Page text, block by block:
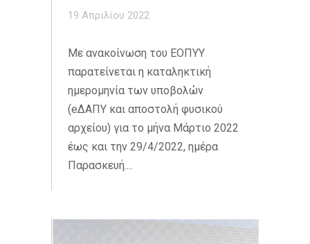
19 Απριλίου 2022
Με ανακοίνωση του ΕΟΠΥΥ
παρατείνεται η καταληκτική
ημερομηνία των υποβολών
(eΔΑΠΥ και αποστολή φυσικού
αρχείου) για το μήνα Μάρτιο 2022
έως και την 29/4/2022, ημέρα
Παρασκευή....